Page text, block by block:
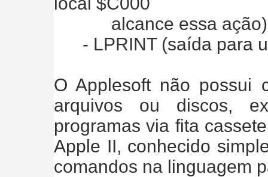
alcance essa ação)
- LPRINT (saída para
O Applesoft não possui
arquivos ou discos,
programas via fita
Apple II, conhecido
comandos na linguagem